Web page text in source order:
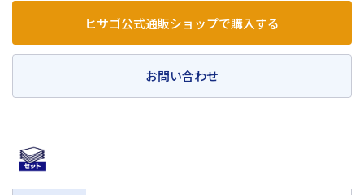
ヒサゴ公式通販ショップで購入する
お問い合わせ